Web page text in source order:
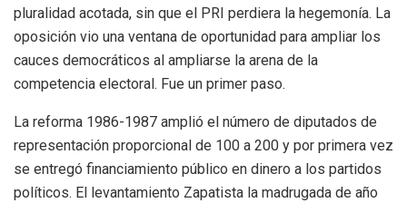
pluralidad acotada, sin que el PRI perdiera la hegemonía. La
oposición vio una ventana de oportunidad para ampliar los
cauces democráticos al ampliarse la arena de la
competencia electoral. Fue un primer paso.
La reforma 1986-1987 amplió el número de diputados de
representación proporcional de 100 a 200 y por primera vez
se entregó financiamiento público en dinero a los partidos
políticos. El levantamiento Zapatista la madrugada de año